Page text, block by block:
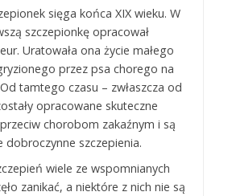
sięga końca XIX wieku. W
szczepionkę opracował
Uratowała ona życie małego
przez psa chorego na
tamtego czasu – zwłaszcza od
opracowane skuteczne
chorobom zakaźnym i są
dobroczynne szczepienia.
wiele ze wspomnianych
zanikać, a niektóre z nich nie są